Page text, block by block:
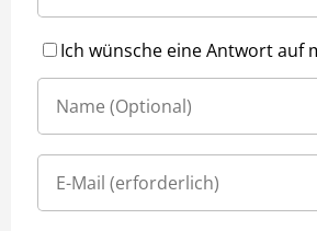
Ich wünsche eine Antwort auf